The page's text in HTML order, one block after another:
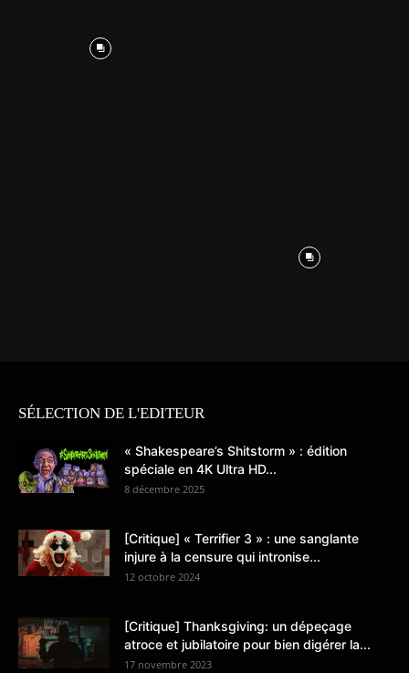
SÉLECTION DE L'EDITEUR
« Shakespeare’s Shitstorm » : édition
spéciale en 4K Ultra HD...
8 décembre 2025
[Critique] « Terrifier 3 » : une sanglante
injure à la censure qui intronise...
12 octobre 2024
[Critique] Thanksgiving: un dépeçage
atroce et jubilatoire pour bien digérer la...
17 novembre 2023